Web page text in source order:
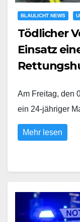
BLAULICHT NEWS
Tödlicher
Einsatz
Am Freitag, den
ein 24-jähriger
Mehr lesen